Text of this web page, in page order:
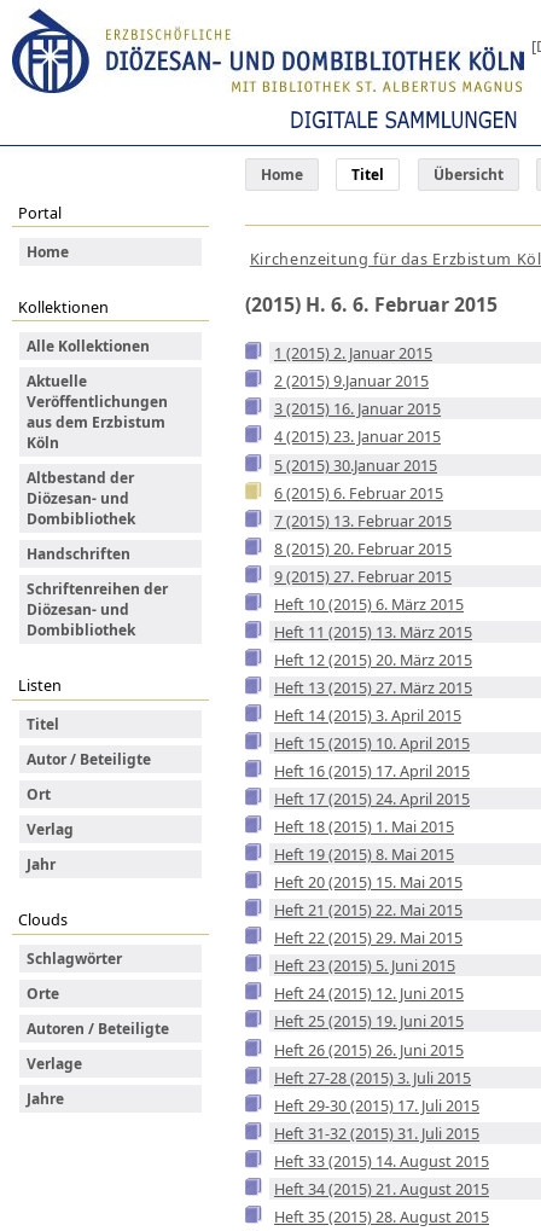
Home Titel Übersicht
Portal
Home
Kollektionen
Alle Kollektionen
Aktuelle
Veröffentlichungen
aus dem Erzbistum
Köln
Altbestand der
Diözesan- und
Dombibliothek
Handschriften
Schriftenreihen der
Diözesan- und
Dombibliothek
Listen
Titel
Autor / Beteiligte
Ort
Verlag
Jahr
Clouds
Schlagwörter
Orte
Autoren / Beteiligte
Verlage
Jahre
Kirchenzeitung für das Erzbistum
(2015) H. 6. 6. Februar 2015
1 (2015) 2. Januar 2015
2 (2015) 9.Januar 2015
3 (2015) 16. Januar 2015
4 (2015) 23. Januar 2015
5 (2015) 30.Januar 2015
6 (2015) 6. Februar 2015
7 (2015) 13. Februar 2015
8 (2015) 20. Februar 2015
9 (2015) 27. Februar 2015
Heft 10 (2015) 6. März 2015
Heft 11 (2015) 13. März 2015
Heft 12 (2015) 20. März 2015
Heft 13 (2015) 27. März 2015
Heft 14 (2015) 3. April 2015
Heft 15 (2015) 10. April 2015
Heft 16 (2015) 17. April 2015
Heft 17 (2015) 24. April 2015
Heft 18 (2015) 1. Mai 2015
Heft 19 (2015) 8. Mai 2015
Heft 20 (2015) 15. Mai 2015
Heft 21 (2015) 22. Mai 2015
Heft 22 (2015) 29. Mai 2015
Heft 23 (2015) 5. Juni 2015
Heft 24 (2015) 12. Juni 2015
Heft 25 (2015) 19. Juni 2015
Heft 26 (2015) 26. Juni 2015
Heft 27-28 (2015) 3. Juli 2015
Heft 29-30 (2015) 17. Juli 2015
Heft 31-32 (2015) 31. Juli 2015
Heft 33 (2015) 14. August 2015
Heft 34 (2015) 21. August 2015
Heft 35 (2015) 28. August 2015